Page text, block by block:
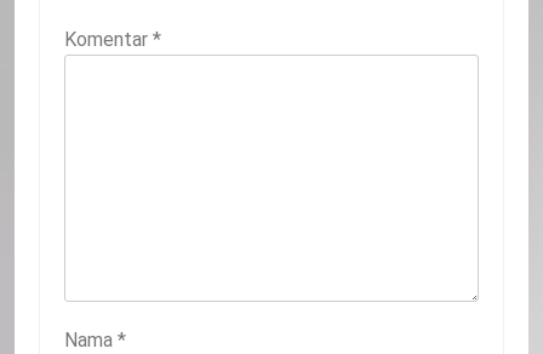
Komentar *
Nama *